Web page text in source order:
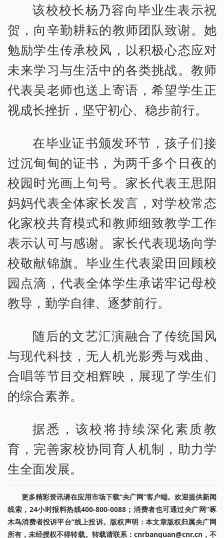
该校校长杨乃容向毕业生表示祝
贺，向辛勤耕耘的教师团队致谢。她
勉励学生传承校风，以积极心态应对
未来学习与生活中的各类挑战。教师
代表吴老师也送上寄语，希望学生正
视成长挫折，坚守初心、稳步前行。
在毕业证书颁发环节，孩子们接
过沉甸甸的证书，为两千多个日夜的
校园时光画上句号。家长代表王思阳
妈妈代表全体家长发言，对学校常态
化家校共育模式和教师细致教学工作
表示认可与感谢。家长代表现场向学
校敬献锦旗。毕业生代表梁田回顾校
园点滴，代表全体学生承诺牢记母校
教导，勤学自律、逐梦前行。
随后的文艺汇演融合了传统国风
与现代科技，无人机光影秀与戏曲、
合唱等节目交相辉映，展现了学生们
的综合素养。
据悉，该校将持续深化素质教
育，完善家校协同育人机制，助力学
生全面发展。
更多精彩资讯请在应用市场下载“央广网”客户端。欢迎提供新闻
线索，24小时报料热线400-800-0088；消费者也可通过央广网“啄
木鸟消费者投诉平台”线上投诉。版权声明：本文章版权归属央广网
所有，未经授权不得转载。转载请联系：cnrbanquan@cnr.cn，不